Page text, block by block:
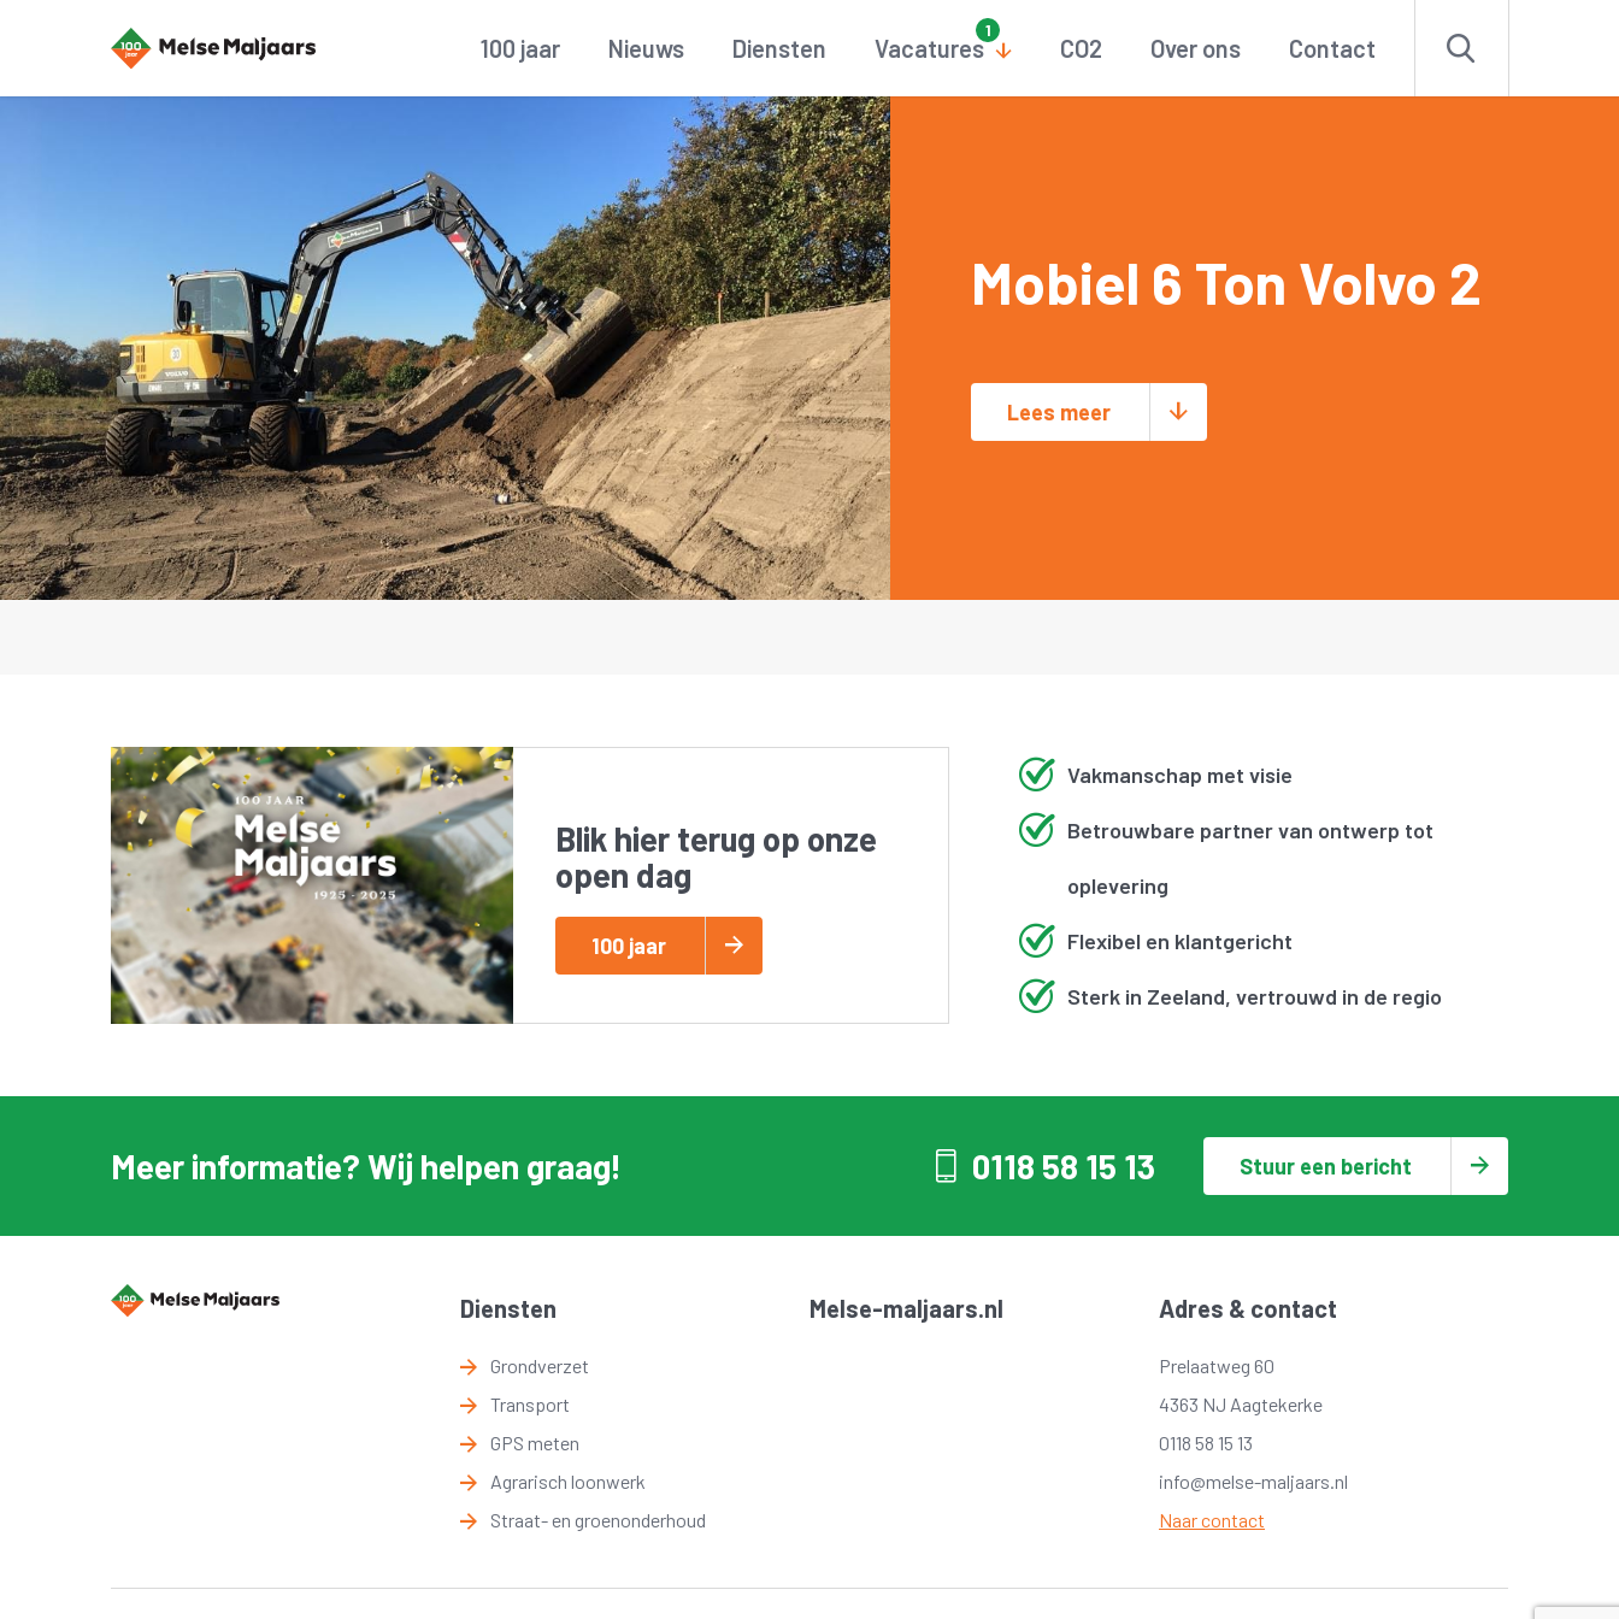
100 jaar Nieuws Diensten Vacatures CO2 Over ons Contact
Mobiel 6 Ton Volvo 2
Lees meer
Blik hier terug op onze
open dag
100 jaar
Vakmanschap met visie
Betrouwbare partner van ontwerp tot
oplevering
Flexibel en klantgericht
Sterk in Zeeland, vertrouwd in de regio
Meer informatie? Wij helpen graag! 0118 58 15 13 Stuur een bericht
Diensten
Grondverzet
Transport
GPS meten
Agrarisch loonwerk
Straat- en groenonderhoud
Melse-maljaars.nl Adres & contact
Prelaatweg 60
4363 NJ Aagtekerke
0118 58 15 13
info@melse-maljaars.nl
Naar contact